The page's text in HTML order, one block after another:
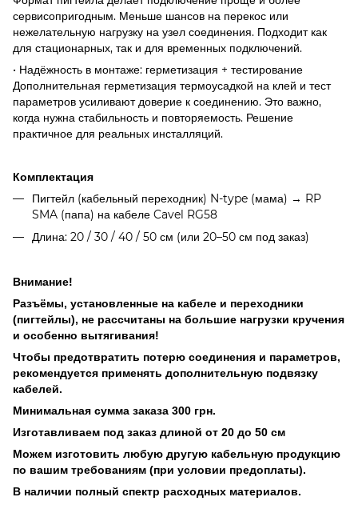
сервисопригодным. Меньше шансов на перекос или
нежелательную нагрузку на узел соединения. Подходит как
для стационарных, так и для временных подключений.
• Надёжность в монтаже: герметизация + тестирование
Дополнительная герметизация термоусадкой на клей и тест
параметров усиливают доверие к соединению. Это важно,
когда нужна стабильность и повторяемость. Решение
практичное для реальных инсталляций.
Комплектация
Пигтейл (кабельный переходник) N-type (мама) → RP
SMA (папа) на кабеле Cavel RG58
Длина: 20 / 30 / 40 / 50 см (или 20–50 см под заказ)
Внимание!
Разъёмы, установленные на кабеле и переходники
(пигтейлы), не рассчитаны на большие нагрузки кручения
и особенно вытягивания!
Чтобы предотвратить потерю соединения и параметров,
рекомендуется применять дополнительную подвязку
кабелей.
Минимальная сумма заказа 300 грн.
Изготавливаем под заказ длиной от 20 до 50 см
Можем изготовить любую другую кабельную продукцию
по вашим требованиям (при условии предоплаты).
В наличии полный спектр расходных материалов.